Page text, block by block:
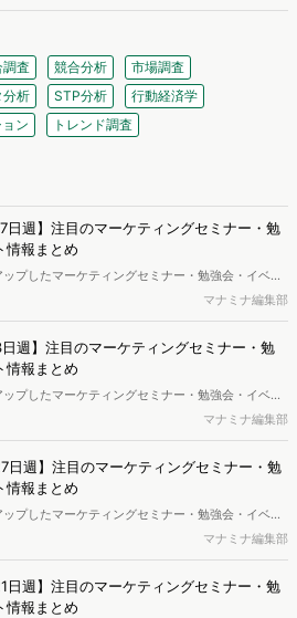
査 競合分析
市場調査
分析 STP分析
行動経済学
ン トレンド調査
日週】注目のマーケティングセミナー・勉
情報まとめ
プしたマーケティングセミナー・勉強会・イベン
マナミナ編集部
日週】注目のマーケティングセミナー・勉
情報まとめ
プしたマーケティングセミナー・勉強会・イベン
マナミナ編集部
日週】注目のマーケティングセミナー・勉
情報まとめ
プしたマーケティングセミナー・勉強会・イベン
マナミナ編集部
日週】注目のマーケティングセミナー・勉
情報まとめ